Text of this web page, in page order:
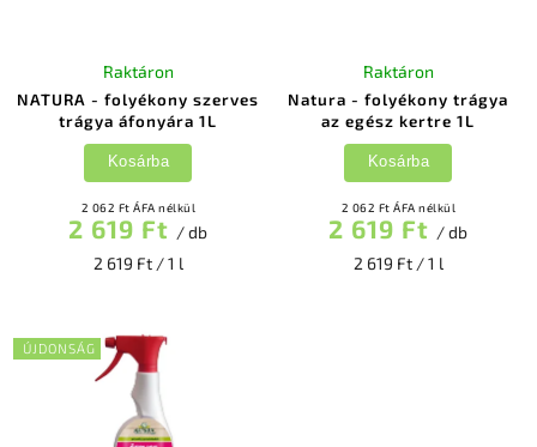
NATURA - folyékony szerves
trágya áfonyára 1L
Raktáron
2 062 Ft ÁFA nélkül
2 619 Ft / db
2 619 Ft / 1 l
Kosárba
Natura - folyékony trágya
az egész kertre 1L
Raktáron
2 062 Ft ÁFA nélkül
2 619 Ft / db
2 619 Ft / 1 l
Kosárba
ÚJDONSÁG